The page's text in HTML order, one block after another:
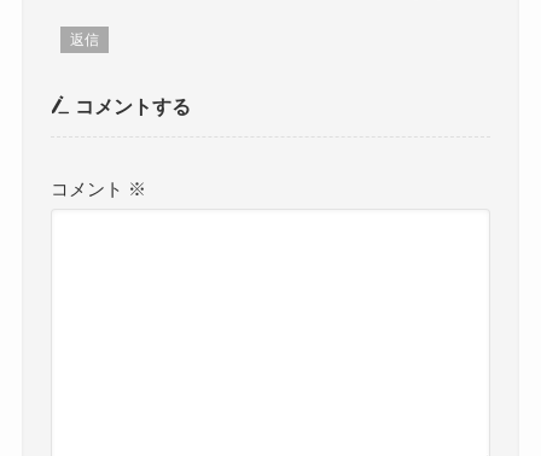
返信
コメントする
コメント ※